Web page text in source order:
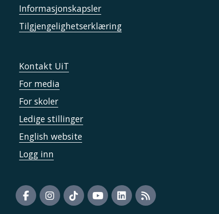
Informasjonskapsler
Tilgjengelighetserklæring
Kontakt UiT
For media
For skoler
Ledige stillinger
English website
Logg inn